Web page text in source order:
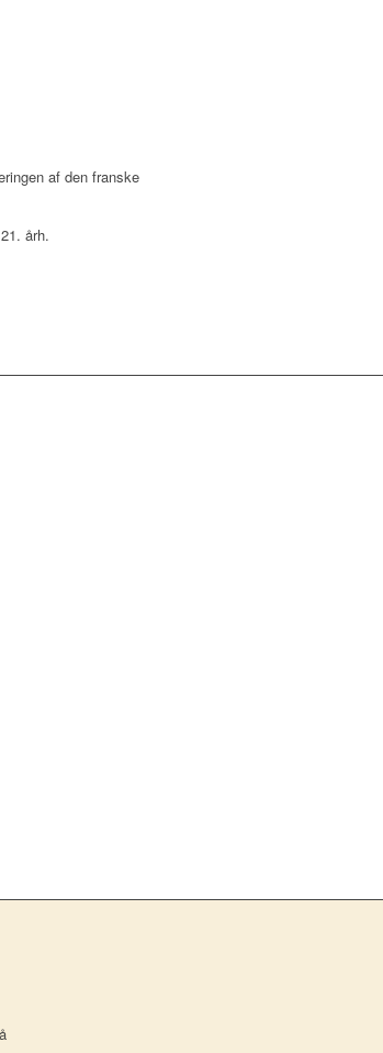
af den franske
årh.